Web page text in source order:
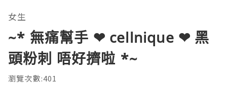
女生
~* 無痛幫手 ❤ cellnique ❤ 黑
頭粉刺 唔好擠啦 *~
瀏覽次數:401